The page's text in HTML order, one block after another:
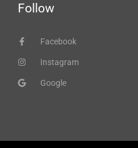
Follow
Facebook
Instagram
Google